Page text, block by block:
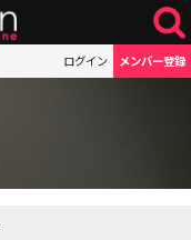
ログイン メンバー登録